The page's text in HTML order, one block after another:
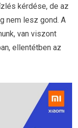
kérdése, de az
nem lesz gond. A
van viszont
ellentétben az